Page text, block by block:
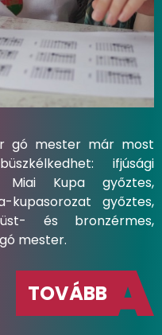
gó mester már most
ifjúsági
Miai Kupa győztes,
kupasorozat győztes,
és bronzérmes,
mester.
TOVÁBB